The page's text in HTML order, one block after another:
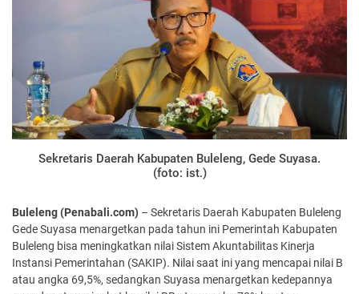
Sekretaris Daerah Kabupaten Buleleng, Gede Suyasa.
(foto: ist.)
Buleleng (Penabali.com) – Sekretaris Daerah Kabupaten Buleleng
Gede Suyasa menargetkan pada tahun ini Pemerintah Kabupaten
Buleleng bisa meningkatkan nilai Sistem Akuntabilitas Kinerja
Instansi Pemerintahan (SAKIP). Nilai saat ini yang mencapai nilai B
atau angka 69,5%, sedangkan Suyasa menargetkan kedepannya